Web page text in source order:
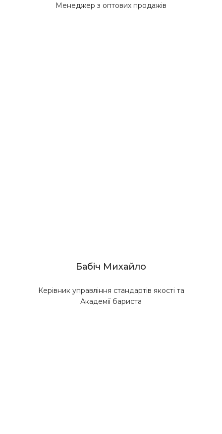
Менеджер з оптових продажів
Бабіч Михайло
Керівник управління стандартів якості та
Академії бариста